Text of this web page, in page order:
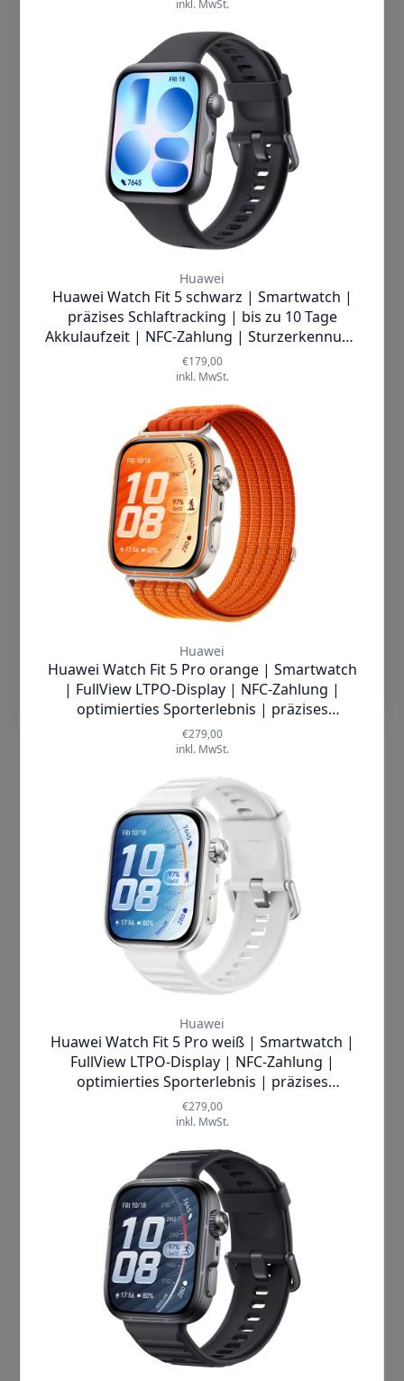
übersehen. Dank des
eigenständigen GPS-Multisystems
mit einem leistungsstarken GNSS-
Chipsatzgenießen Sie eine präzise
Positionsbestimmung, egal wo Sie
sich befinden. Unterstützt von
fünf
wichtigen globalen
Positionierungssystemen
– GPS,
GLONASS, Galileo, BDS und QZSS –
ist diese Uhr Ihr perfekter Partner
für Outdoor-Abenteuer. Zudem
5 ATM Wasserdichtigkeit
die Freiheit, ohne Bedenken
schwimmen zu gehen oder bei
Regen joggen zu können. Und wenn
es um die Akkulaufzeit geht: Bis
zu 18 Tage ohne Aufladen!
magnetische Aufladen durch
einfaches Berühren macht das
Ganze noch komfortabler.
Mit ihrem1.96 Zoll großen
AMOLED-Displayund einer HD-
Auflösung von 410 x 502 Pixeln
Darstellung Ihrer Daten. Die
Screen-to-Body-Ratio von 75,6 %
sorgt dafür, dass Sie alle
Informationen klar und deutlich
sehen können – egal ob im Always-
on Display Modus oder während
intensiver Trainingseinheiten. Die
integrierten Sensoren zur SpO₂-
Messung und zur 24-Stunden-
Herzfrequenzüberwachung
ermöglichen es Ihnen, Ihren
Gesundheitszustand jederzeit im
Blick zu behalten.
DieXiaomi Redmi Watch 5 Lite
bietet über 150 Sport-Modi
für jeden etwas dabei ist – sei es
Laufen, Schwimmen oder Yoga.
EinfachesEmpfangen und
Annehmen von Anrufen über
Bluetoothstellt sicher, dass Sie
auch unterwegs mit Freunden und
Kollegen in Verbindung bleiben
können. Diese Funktionen machen
die Uhr nicht nur zu einem Fitness-
Gadget, sondern auch zu einem
wertvollen Werkzeug für Ihr
tägliches Leben.
Deine Nutzererfahrung einschließlich
relevanter Inhalte und personalisierter
Werbung auf unseren Seiten verbessern
können. Mit Klick auf „Cookies
akzeptieren“ willigst Du zum einen in die
Verwendung von Cookies ein. Zum
anderen holen wir auf diese Weise –
soweit erforderlich – deine Einwilligung in
die auf diesen Cookies basierende
Verarbeitung Deiner Daten ein,
Daten an unsere Marketingpartner
(Dritte). Unsere Marketingpartner
verwenden ebenfalls Cookies und andere
Technologien zur Personalisierung,
Messung und Analyse von
einverstanden bist, beschränken wir uns
auf wesentliche Cookies und
Technologien. Wenn Du damit nicht
einverstanden bist, dann klicke auf
"Cookies ablehnen". Mehr Information
findest Du in unserer
Datenschutzerklärung
Cookies Akzeptieren
Einstellungen